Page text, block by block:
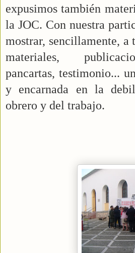
expusimos también
la JOC. Con nuestra
mostrar, sencillamente, a
materiales,
pancartas, testimonio...
y encarnada en la
obrero y del trabajo.